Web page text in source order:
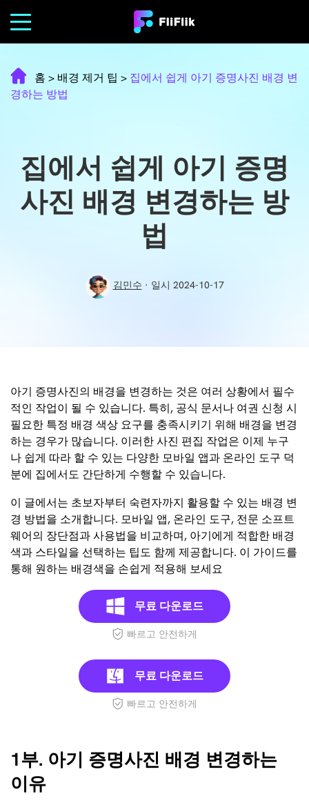
홈 > 배경 제거 팁 > 집에서 쉽게 아기 증명사진 배경 변
경하는 방법
집에서 쉽게 아기 증명
사진 배경 변경하는 방
법
김민수 · 일시 2024-10-17
아기 증명사진의 배경을 변경하는 것은 여러 상황에서 필수
적인 작업이 될 수 있습니다. 특히, 공식 문서나 여권 신청 시
필요한 특정 배경 색상 요구를 충족시키기 위해 배경을 변경
하는 경우가 많습니다. 이러한 사진 편집 작업은 이제 누구
나 쉽게 따라 할 수 있는 다양한 모바일 앱과 온라인 도구 덕
분에 집에서도 간단하게 수행할 수 있습니다.
이 글에서는 초보자부터 숙련자까지 활용할 수 있는 배경 변
경 방법을 소개합니다. 모바일 앱, 온라인 도구, 전문 소프트
웨어의 장단점과 사용법을 비교하며, 아기에게 적합한 배경
색과 스타일을 선택하는 팁도 함께 제공합니다. 이 가이드를
통해 원하는 배경색을 손쉽게 적용해 보세요
무료 다운로드
빠르고 안전하게
무료 다운로드
빠르고 안전하게
1부. 아기 증명사진 배경 변경하는
이유